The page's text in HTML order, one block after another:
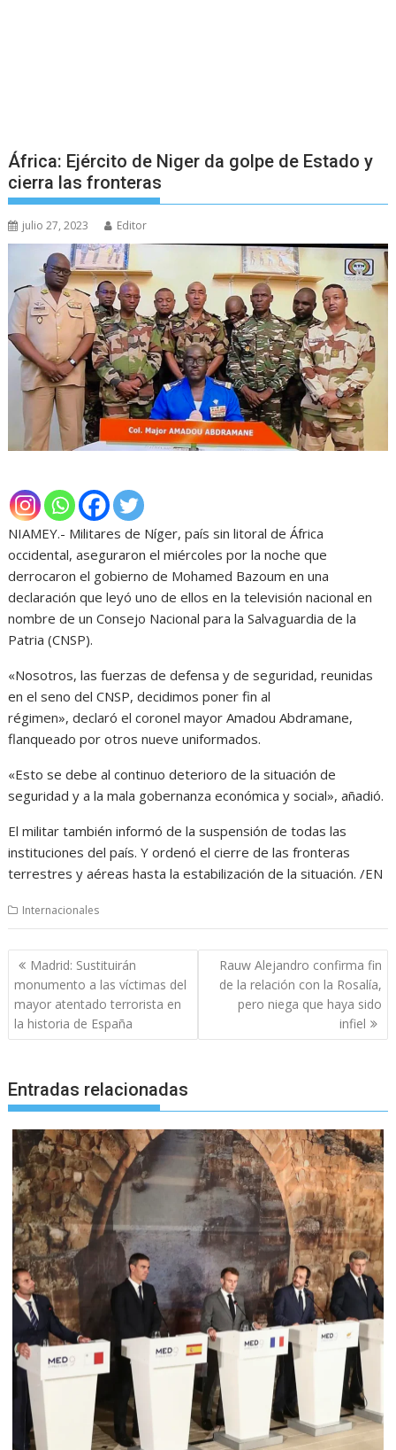
África: Ejército de Niger da golpe de Estado y
cierra las fronteras
julio 27, 2023 Editor
NIAMEY.- Militares de Níger, país sin litoral de África
occidental, aseguraron el miércoles por la noche que
derrocaron el gobierno de Mohamed Bazoum en una
declaración que leyó uno de ellos en la televisión nacional en
nombre de un Consejo Nacional para la Salvaguardia de la
Patria (CNSP).
«Nosotros, las fuerzas de defensa y de seguridad, reunidas
en el seno del CNSP, decidimos poner fin al
régimen», declaró el coronel mayor Amadou Abdramane,
flanqueado por otros nueve uniformados.
«Esto se debe al continuo deterioro de la situación de
seguridad y a la mala gobernanza económica y social», añadió.
El militar también informó de la suspensión de todas las
instituciones del país. Y ordenó el cierre de las fronteras
terrestres y aéreas hasta la estabilización de la situación. /EN
Internacionales
Navegación
de
entradas
Madrid: Sustituirán
monumento a las víctimas del
mayor atentado terrorista en
la historia de España
Rauw Alejandro confirma fin
de la relación con la Rosalía,
pero niega que haya sido
infiel
Entradas relacionadas